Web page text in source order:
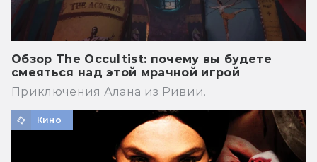
Обзор The Occultist: почему вы будете
смеяться над этой мрачной игрой
Приключения Алана из Ривии.
Кино